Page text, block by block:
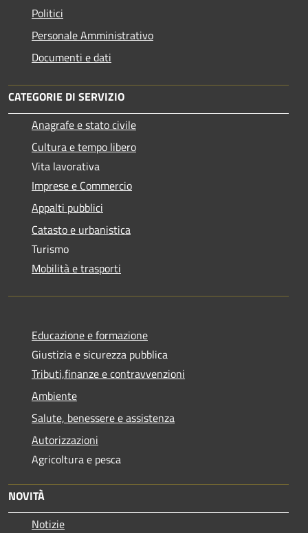
Politici
Personale Amministrativo
Documenti e dati
CATEGORIE DI SERVIZIO
Anagrafe e stato civile
Cultura e tempo libero
Vita lavorativa
Imprese e Commercio
Appalti pubblici
Catasto e urbanistica
Turismo
Mobilità e trasporti
Educazione e formazione
Giustizia e sicurezza pubblica
Tributi,finanze e contravvenzioni
Ambiente
Salute, benessere e assistenza
Autorizzazioni
Agricoltura e pesca
NOVITÀ
Notizie